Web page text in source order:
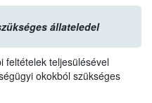
állateledel
feltételek teljesülésével
okokból szükséges